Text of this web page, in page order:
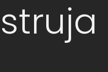
struja